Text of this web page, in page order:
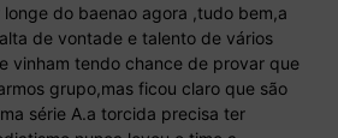
do baenao agora ,tudo bem,a
de vontade e talento de vários
vinham tendo chance de provar que
grupo,mas ficou claro que são
série A.a torcida precisa ter